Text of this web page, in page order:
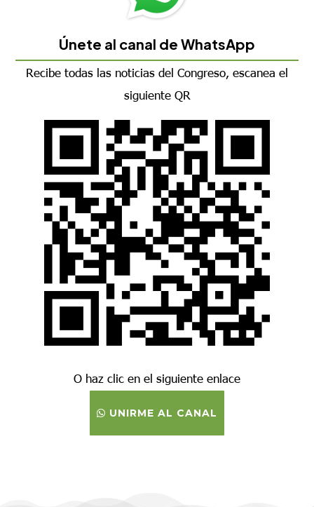
Únete al canal de WhatsApp
Recibe todas las noticias del Congreso, escanea el
siguiente QR
O haz clic en el siguiente enlace
UNIRME AL CANAL